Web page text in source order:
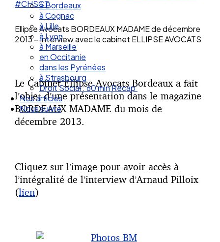
à Bordeaux
à Cognac
à Lille
à Lyon
à Marseille
en Occitanie
dans les Pyrénées
à Strasbourg
Droit Social : 60 min Recap’
Nos articles
Nous suivre
#CHSCT
Ellipse Avocats BORDEAUX MADAME de décembre
2013 – Interview avec le cabinet ELLIPSE AVOCATS
Le Cabinet Ellipse Avocats Bordeaux a fait
l’objet d’une présentation dans le magazine
BORDEAUX MADAME du mois de
décembre 2013.
Cliquez sur l’image pour avoir accès à
l’intégralité de l’interview d’Arnaud Pilloix
(lien)